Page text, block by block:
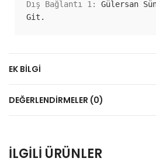
Dış Bağlantı 1: Gülersan
Git.
EK BILGI
DEĞERLENDIRMELER (0)
İLGILI ÜRÜNLER